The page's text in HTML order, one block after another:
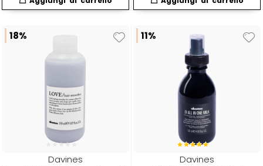
18%
Davines
11%
Davines